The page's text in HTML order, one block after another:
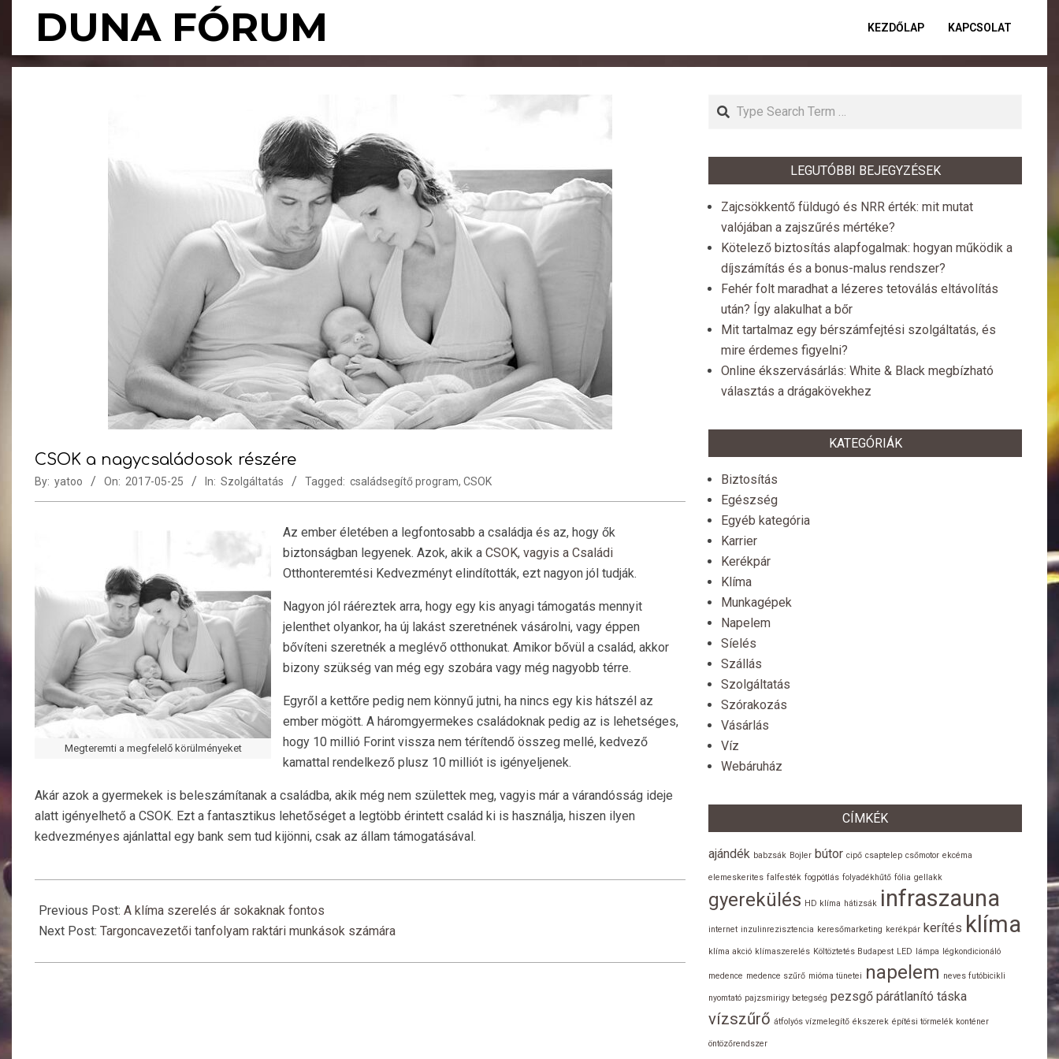
DUNA FÓRUM KEZDŐLAP KAPCSOLAT
CSOK a nagycsaládosok részére
By: yatoo On: 2017-05-25 In: Szolgáltatás Tagged: családsegítő program, CSOK
Megteremti a megfelelő körülményeket
Az ember életében a legfontosabb a családja és az, hogy ők
biztonságban legyenek. Azok, akik a CSOK, vagyis a Családi
Otthonteremtési Kedvezményt elindították, ezt nagyon jól tudják.
Nagyon jól ráéreztek arra, hogy egy kis anyagi támogatás mennyit
jelenthet olyankor, ha új lakást szeretnének vásárolni, vagy éppen
bővíteni szeretnék a meglévő otthonukat. Amikor bővül a család, akkor
bizony szükség van még egy szobára vagy még nagyobb térre.
Egyről a kettőre pedig nem könnyű jutni, ha nincs egy kis hátszél az
ember mögött. A háromgyermekes családoknak pedig az is lehetséges,
hogy 10 millió Forint vissza nem térítendő összeg mellé, kedvező
kamattal rendelkező plusz 10 milliót is igényeljenek.
Akár azok a gyermekek is beleszámítanak a családba, akik még nem születtek meg, vagyis már a várandósság ideje
alatt igényelhető a CSOK. Ezt a fantasztikus lehetőséget a legtöbb érintett család ki is használja, hiszen ilyen
kedvezményes ajánlattal egy bank sem tud kijönni, csak az állam támogatásával.
05-
25
Previous Post: A klíma szerelés ár sokaknak fontos
Next Post: Targoncavezetői tanfolyam raktári munkások számára
Search
LEGUTÓBBI BEJEGYZÉSEK
Zajcsökkentő füldugó és NRR érték: mit mutat
valójában a zajszűrés mértéke?
Kötelező biztosítás alapfogalmak: hogyan működik a
díjszámítás és a bonus-malus rendszer?
Fehér folt maradhat a lézeres tetoválás eltávolítás
után? Így alakulhat a bőr
Mit tartalmaz egy bérszámfejtési szolgáltatás, és
mire érdemes figyelni?
Online ékszervásárlás: White & Black megbízható
választás a drágakövekhez
KATEGÓRIÁK
Biztosítás
Egészség
Egyéb kategória
Karrier
Kerékpár
Klíma
Munkagépek
Napelem
Síelés
Szállás
Szolgáltatás
Szórakozás
Vásárlás
Víz
Webáruház
CÍMKÉK
ajándék babzsák Bojler bútor cipő csaptelep csőmotor ekcéma
elemeskerites falfesték fogpótlás folyadékhűtő fólia gellakk
gyerekülés HD klíma hátizsák infraszauna
internet inzulinrezisztencia keresőmarketing kerékpár kerítés klíma
klíma akció klímaszerelés Költöztetés Budapest LED lámpa légkondicionáló
medence medence szűrő mióma tünetei napelem neves futóbicikli
nyomtató pajzsmirigy betegség pezsgő párátlanító táska
vízszűrő átfolyós vízmelegítő ékszerek építési törmelék konténer
öntözőrendszer